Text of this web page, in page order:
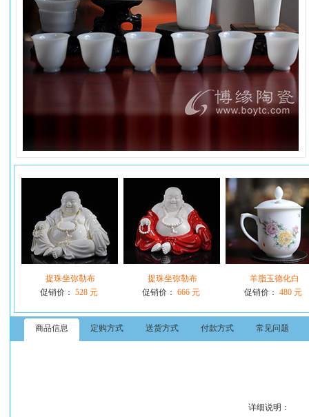
提珠坐弥勒布
促销价： 528 元
提珠坐弥勒布
促销价： 666 元
羊脂玉德化白
促销价： 480 元
商品信息 定购方式 送货方式 付款方式 常见问题
详细说明：